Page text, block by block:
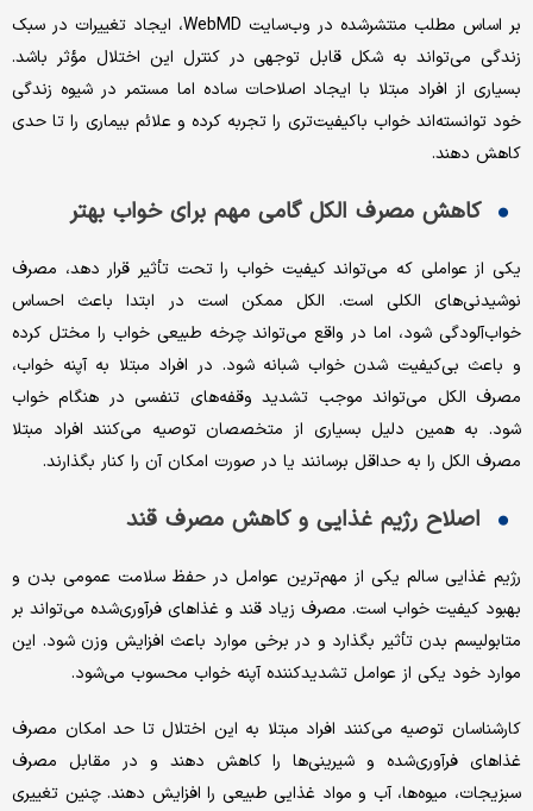
بر اساس مطلب منتشرشده در وب‌سایت WebMD، ایجاد تغییرات در سبک
زندگی می‌تواند به شکل قابل توجهی در کنترل این اختلال مؤثر باشد.
بسیاری از افراد مبتلا با ایجاد اصلاحات ساده اما مستمر در شیوه زندگی
خود توانسته‌اند خواب باکیفیت‌تری را تجربه کرده و علائم بیماری را تا حدی
کاهش دهند.
کاهش مصرف الکل گامی مهم برای خواب بهتر
یکی از عواملی که می‌تواند کیفیت خواب را تحت تأثیر قرار دهد، مصرف
نوشیدنی‌های الکلی است. الکل ممکن است در ابتدا باعث احساس
خواب‌آلودگی شود، اما در واقع می‌تواند چرخه طبیعی خواب را مختل کرده
و باعث بی‌کیفیت شدن خواب شبانه شود. در افراد مبتلا به آپنه خواب،
مصرف الکل می‌تواند موجب تشدید وقفه‌های تنفسی در هنگام خواب
شود. به همین دلیل بسیاری از متخصصان توصیه می‌کنند افراد مبتلا
مصرف الکل را به حداقل برسانند یا در صورت امکان آن را کنار بگذارند.
اصلاح رژیم غذایی و کاهش مصرف قند
رژیم غذایی سالم یکی از مهم‌ترین عوامل در حفظ سلامت عمومی بدن و
بهبود کیفیت خواب است. مصرف زیاد قند و غذاهای فرآوری‌شده می‌تواند بر
متابولیسم بدن تأثیر بگذارد و در برخی موارد باعث افزایش وزن شود. این
موارد خود یکی از عوامل تشدیدکننده آپنه خواب محسوب می‌شود.
کارشناسان توصیه می‌کنند افراد مبتلا به این اختلال تا حد امکان مصرف
غذاهای فرآوری‌شده و شیرینی‌ها را کاهش دهند و در مقابل مصرف
سبزیجات، میوه‌ها، آب و مواد غذایی طبیعی را افزایش دهند. چنین تغییری